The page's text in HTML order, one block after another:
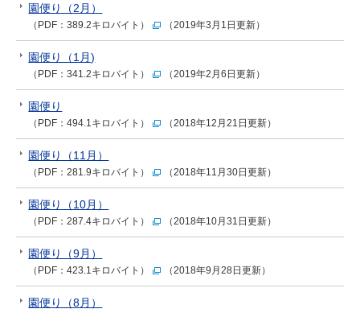
園便り（2月）
（PDF：389.2キロバイト） （2019年3月1日更新）
園便り（1月)
（PDF：341.2キロバイト） （2019年2月6日更新）
園便り
（PDF：494.1キロバイト） （2018年12月21日更新）
園便り（11月）
（PDF：281.9キロバイト） （2018年11月30日更新）
園便り（10月）
（PDF：287.4キロバイト） （2018年10月31日更新）
園便り（9月）
（PDF：423.1キロバイト） （2018年9月28日更新）
園便り（8月）